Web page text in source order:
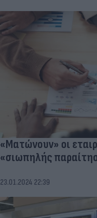
«Ματώνουν» οι
«σιωπηλής
23.01.2024 22:39